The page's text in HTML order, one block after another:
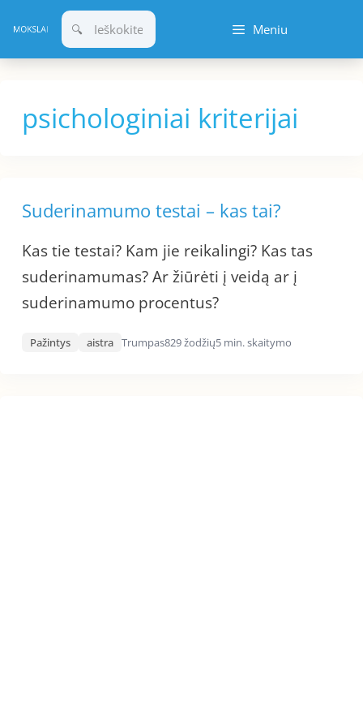
prie
turinio
Meniu
psichologiniai kriterijai
Suderinamumo testai – kas tai?
Kas tie testai? Kam jie reikalingi? Kas tas
suderinamumas? Ar žiūrėti į veidą ar į
suderinamumo procentus?
Pažintys aistra Trumpas829 žodžių5 min. skaitymo